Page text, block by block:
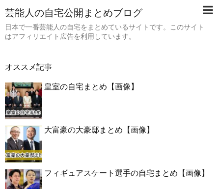
芸能人の自宅公開まとめブログ
日本で一番芸能人の自宅をまとめているサイトです。このサイト
はアフィリエイト広告を利用しています。
オススメ記事
皇室の自宅まとめ【画像】
大富豪の大豪邸まとめ【画像】
フィギュアスケート選手の自宅まとめ【画像】